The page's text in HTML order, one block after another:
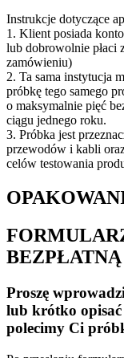
Instrukcje dotyczące
1. Klient posiada
lub dobrowolnie płaci
zamówieniu)
2. Ta sama instytucja
próbkę tego samego
o maksymalnie pięć
ciągu jednego roku.
3. Próbka jest
przewodów i kabli
celów testowania
Proszę
lub krótko
polecimy Ci